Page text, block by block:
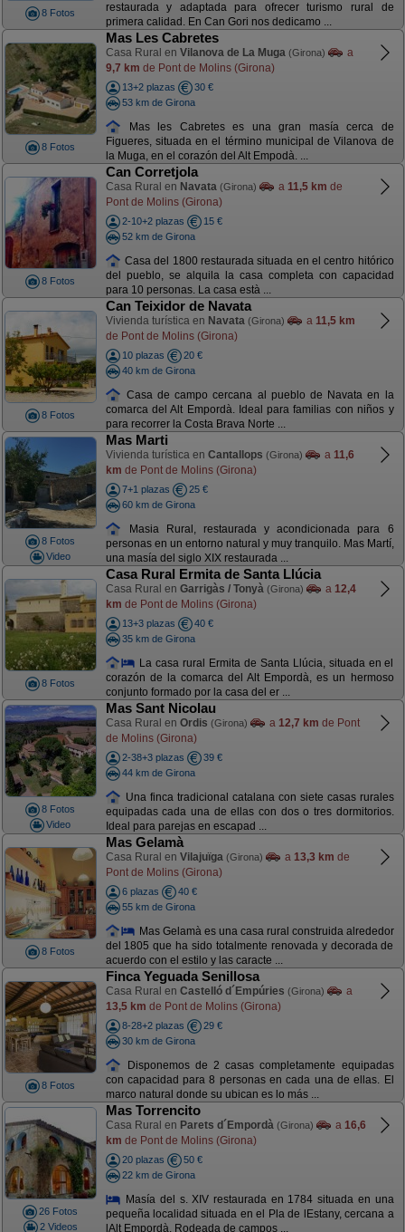
8 Fotos
restaurada y adaptada para ofrecer turismo rural de
primera calidad. En Can Gori nos dedicamo ...
8 Fotos
Mas Les Cabretes
Casa Rural en Vilanova de La Muga (Girona)
a
9,7 km de Pont de Molins (Girona)
13+2 plazas
30 €
53 km de Girona
Mas les Cabretes es una gran masía cerca de
Figueres, situada en el término municipal de Vilanova de
la Muga, en el corazón del Alt Empodà. ...
8 Fotos
Can Corretjola
Casa Rural en Navata (Girona) a 11,5 km de
Pont de Molins (Girona)
2-10+2 plazas
15 €
52 km de Girona
Casa del 1800 restaurada situada en el centro hitórico
del pueblo, se alquila la casa completa con capacidad
para 10 personas. La casa està ...
8 Fotos
Can Teixidor de Navata
Vivienda turística en Navata (Girona) a 11,5 km
de Pont de Molins (Girona)
10 plazas
20 €
40 km de Girona
Casa de campo cercana al pueblo de Navata en la
comarca del Alt Empordà. Ideal para familias con niños y
para recorrer la Costa Brava Norte ...
8 Fotos
Video
Mas Marti
Vivienda turística en Cantallops (Girona) a 11,6
km de Pont de Molins (Girona)
7+1 plazas
25 €
60 km de Girona
Masia Rural, restaurada y acondicionada para 6
personas en un entorno natural y muy tranquilo. Mas Martí,
una masía del siglo XIX restaurada ...
8 Fotos
Casa Rural Ermita de Santa Llúcia
Casa Rural en Garrigàs / Tonyà (Girona) a 12,4
km de Pont de Molins (Girona)
13+3 plazas
40 €
35 km de Girona
La casa rural Ermita de Santa Llúcia, situada en el
corazón de la comarca del Alt Empordà, es un hermoso
conjunto formado por la casa del er ...
8 Fotos
Video
Mas Sant Nicolau
Casa Rural en Ordis (Girona) a 12,7 km de Pont
de Molins (Girona)
2-38+3 plazas
39 €
44 km de Girona
Una finca tradicional catalana con siete casas rurales
equipadas cada una de ellas con dos o tres dormitorios.
Ideal para parejas en escapad ...
8 Fotos
Mas Gelamà
Casa Rural en Vilajuïga (Girona) a 13,3 km de
Pont de Molins (Girona)
6 plazas
40 €
55 km de Girona
Mas Gelamà es una casa rural construida alrededor
del 1805 que ha sido totalmente renovada y decorada de
acuerdo con el estilo y las caracte ...
8 Fotos
Finca Yeguada Senillosa
Casa Rural en Castelló d´Empúries (Girona)
a
13,5 km de Pont de Molins (Girona)
8-28+2 plazas
29 €
30 km de Girona
Disponemos de 2 casas completamente equipadas
con capacidad para 8 personas en cada una de ellas. El
marco natural donde su ubican es lo más ...
26 Fotos
2 Videos
Mas Torrencito
Casa Rural en Parets d´Empordà (Girona) a 16,6
km de Pont de Molins (Girona)
20 plazas
50 €
22 km de Girona
Masía del s. XIV restaurada en 1784 situada en una
pequeña localidad situada en el Pla de lEstany, cercana a
lAlt Empordà. Rodeada de campos ...